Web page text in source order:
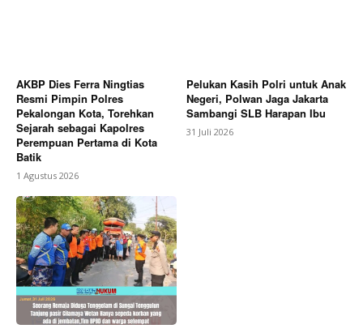
AKBP Dies Ferra Ningtias
Resmi Pimpin Polres
Pekalongan Kota, Torehkan
Sejarah sebagai Kapolres
Perempuan Pertama di Kota
Batik
1 Agustus 2026
Pelukan Kasih Polri untuk Anak
Negeri, Polwan Jaga Jakarta
Sambangi SLB Harapan Ibu
31 Juli 2026